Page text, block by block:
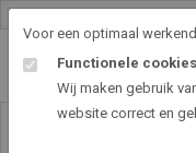
Voor een optimaal
Functionele cookies
Wij maken gebruik
website correct en